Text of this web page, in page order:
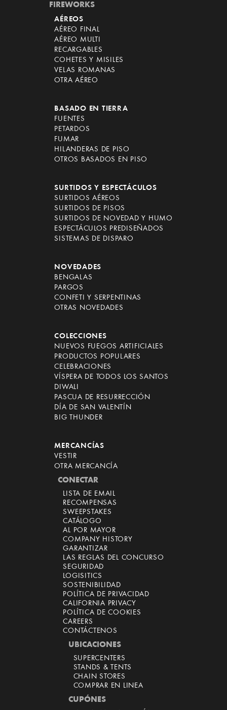
FIREWORKS
AÉREOS
AÉREO FINAL
AÉREO MULTI
RECARGABLES
COHETES Y MISILES
VELAS ROMANAS
OTRA AÉREO
BASADO EN TIERRA
FUENTES
PETARDOS
FUMAR
HILANDERAS DE PISO
OTROS BASADOS EN PISO
SURTIDOS Y ESPECTÁCULOS
SURTIDOS AÉREOS
SURTIDOS DE PISOS
SURTIDOS DE NOVEDAD Y HUMO
ESPECTÁCULOS PREDISEÑADOS
SISTEMAS DE DISPARO
NOVEDADES
BENGALAS
PARGOS
CONFETI Y SERPENTINAS
OTRAS NOVEDADES
COLECCIONES
NUEVOS FUEGOS ARTIFICIALES
PRODUCTOS POPULARES
CELEBRACIONES
VÍSPERA DE TODOS LOS SANTOS
DIWALI
PASCUA DE RESURRECCIÓN
DÍA DE SAN VALENTÍN
BIG THUNDER
MERCANCÍAS
VESTIR
OTRA MERCANCÍA
CONECTAR
LISTA DE EMAIL
RECOMPENSAS
SWEEPSTAKES
CATÁLOGO
AL POR MAYOR
COMPANY HISTORY
GARANTIZAR
LAS REGLAS DEL CONCURSO
SEGURIDAD
LOGISITICS
SOSTENIBILIDAD
POLÍTICA DE PRIVACIDAD
CALIFORNIA PRIVACY
POLÍTICA DE COOKIES
CAREERS
CONTÁCTENOS
UBICACIONES
SUPERCENTERS
STANDS & TENTS
CHAIN STORES
COMPRAR EN LINEA
CUPÓNES